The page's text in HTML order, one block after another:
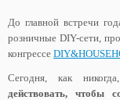
До главной встречи
розничные DIY-сети,
конгрессе
Сегодня, как
действовать, чтобы